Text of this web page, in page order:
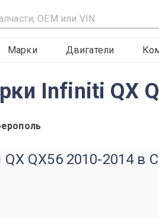
Марки Двигатели
Infiniti QX
QX56 2010-2014 в